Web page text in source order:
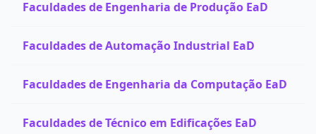
Faculdades de Engenharia de Produção EaD
Faculdades de Automação Industrial EaD
Faculdades de Engenharia da Computação EaD
Faculdades de Técnico em Edificações EaD